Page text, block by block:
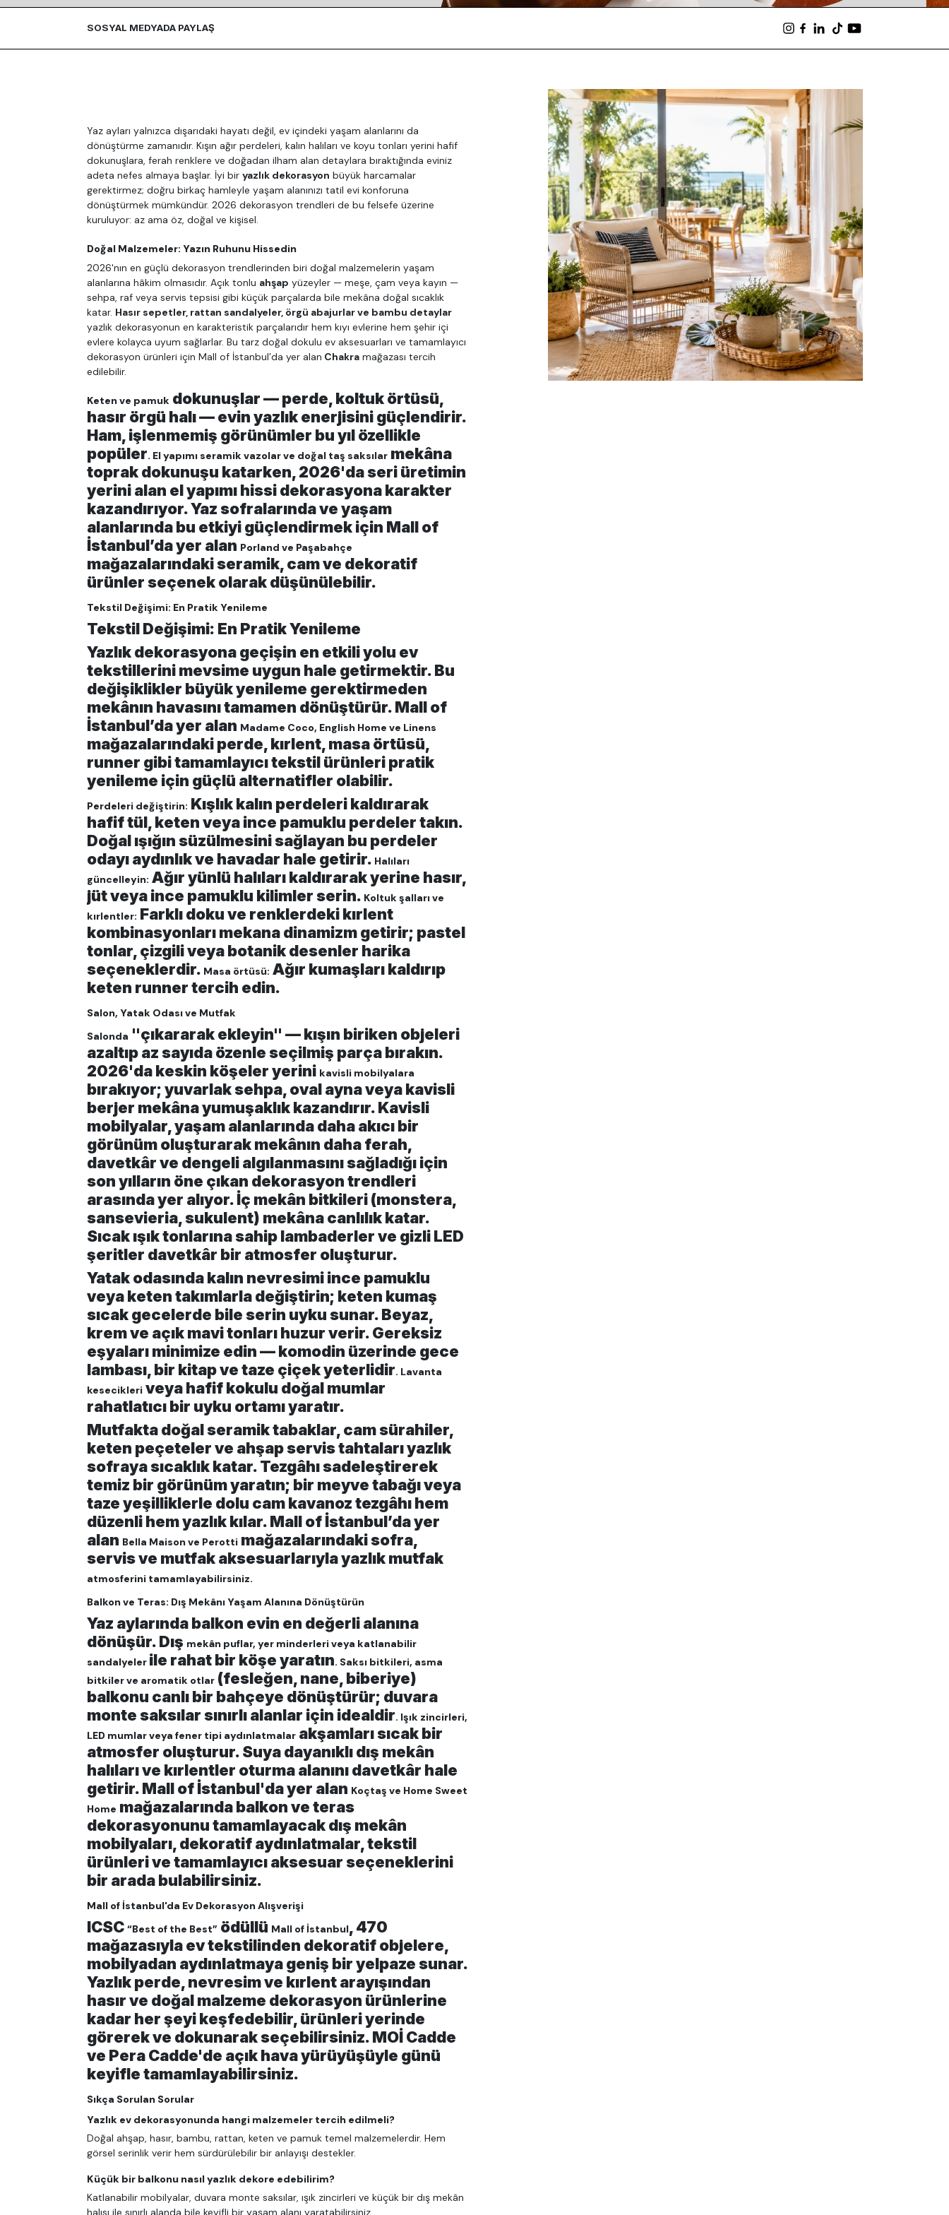
SOSYAL MEDYADA PAYLAŞ
Yaz ayları yalnızca dışarıdaki hayatı değil, ev içindeki yaşam alanlarını da
dönüştürme zamanıdır. Kışın ağır perdeleri, kalın halıları ve koyu tonları yerini hafif
dokunuşlara, ferah renklere ve doğadan ilham alan detaylara bıraktığında eviniz
adeta nefes almaya başlar. İyi bir yazlık dekorasyon büyük harcamalar
gerektirmez; doğru birkaç hamleyle yaşam alanınızı tatil evi konforuna
dönüştürmek mümkündür. 2026 dekorasyon trendleri de bu felsefe üzerine
kuruluyor: az ama öz, doğal ve kişisel.
Doğal Malzemeler: Yazın Ruhunu Hissedin
2026'nın en güçlü dekorasyon trendlerinden biri doğal malzemelerin yaşam
alanlarına hâkim olmasıdır. Açık tonlu ahşap yüzeyler — meşe, çam veya kayın —
sehpa, raf veya servis tepsisi gibi küçük parçalarda bile mekâna doğal sıcaklık
katar. Hasır sepetler, rattan sandalyeler, örgü abajurlar ve bambu detaylar
yazlık dekorasyonun en karakteristik parçalarıdır hem kıyı evlerine hem şehir içi
evlere kolayca uyum sağlarlar. Bu tarz doğal dokulu ev aksesuarları ve tamamlayıcı
dekorasyon ürünleri için Mall of İstanbul’da yer alan Chakramağazası tercih
edilebilir.
Keten ve pamuk dokunuşlar — perde, koltuk örtüsü,
hasır örgü halı — evin yazlık enerjisini güçlendirir.
Ham, işlenmemiş görünümler bu yıl özellikle
popüler. El yapımı seramik vazolar ve doğal taş saksılarmekâna
toprak dokunuşu katarken, 2026'da seri üretimin
yerini alan el yapımı hissi dekorasyona karakter
kazandırıyor. Yaz sofralarında ve yaşam
alanlarında bu etkiyi güçlendirmek için Mall of
İstanbul’da yer alan Porland ve Paşabahçe
mağazalarındaki seramik, cam ve dekoratif
ürünler seçenek olarak düşünülebilir.
Tekstil Değişimi: En Pratik Yenileme
Tekstil Değişimi: En Pratik Yenileme
Yazlık dekorasyona geçişin en etkili yolu ev
tekstillerini mevsime uygun hale getirmektir. Bu
değişiklikler büyük yenileme gerektirmeden
mekânın havasını tamamen dönüştürür. Mall of
İstanbul’da yer alan Madame Coco, English Home ve Linens
mağazalarındaki perde, kırlent, masa örtüsü,
runner gibi tamamlayıcı tekstil ürünleri pratik
yenileme için güçlü alternatifler olabilir.
Perdeleri değiştirin: Kışlık kalın perdeleri kaldırarak
hafif tül, keten veya ince pamuklu perdeler takın.
Doğal ışığın süzülmesini sağlayan bu perdeler
odayı aydınlık ve havadar hale getirir. Halıları
güncelleyin: Ağır yünlü halıları kaldırarak yerine hasır,
jüt veya ince pamuklu kilimler serin. Koltuk şalları ve
kırlentler: Farklı doku ve renklerdeki kırlent
kombinasyonları mekana dinamizm getirir; pastel
tonlar, çizgili veya botanik desenler harika
seçeneklerdir. Masa örtüsü: Ağır kumaşları kaldırıp
keten runner tercih edin.
Salon, Yatak Odası ve Mutfak
Salonda "çıkararak ekleyin" — kışın biriken objeleri
azaltıp az sayıda özenle seçilmiş parça bırakın.
2026'da keskin köşeler yerini kavisli mobilyalara
bırakıyor; yuvarlak sehpa, oval ayna veya kavisli
berjer mekâna yumuşaklık kazandırır. Kavisli
mobilyalar, yaşam alanlarında daha akıcı bir
görünüm oluşturarak mekânın daha ferah,
davetkâr ve dengeli algılanmasını sağladığı için
son yılların öne çıkan dekorasyon trendleri
arasında yer alıyor. İç mekân bitkileri (monstera,
sansevieria, sukulent) mekâna canlılık katar.
Sıcak ışık tonlarına sahip lambaderler ve gizli LED
şeritler davetkâr bir atmosfer oluşturur.
Yatak odasında kalın nevresimi ince pamuklu
veya keten takımlarla değiştirin; keten kumaş
sıcak gecelerde bile serin uyku sunar. Beyaz,
krem ve açık mavi tonları huzur verir. Gereksiz
eşyaları minimize edin — komodin üzerinde gece
lambası, bir kitap ve taze çiçek yeterlidir. Lavanta
kesecikleriveya hafif kokulu doğal mumlar
rahatlatıcı bir uyku ortamı yaratır.
Mutfakta doğal seramik tabaklar, cam sürahiler,
keten peçeteler ve ahşap servis tahtaları yazlık
sofraya sıcaklık katar. Tezgâhı sadeleştirerek
temiz bir görünüm yaratın; bir meyve tabağı veya
taze yeşilliklerle dolu cam kavanoz tezgâhı hem
düzenli hem yazlık kılar. Mall of İstanbul’da yer
alan Bella Maison ve Perottimağazalarındaki sofra,
servis ve mutfak aksesuarlarıyla yazlık mutfak
atmosferini tamamlayabilirsiniz.
Balkon ve Teras: Dış Mekânı Yaşam Alanına Dönüştürün
Yaz aylarında balkon evin en değerli alanına
dönüşür. Dış mekân puflar, yer minderleri veya katlanabilir
sandalyeler ile rahat bir köşe yaratın. Saksı bitkileri, asma
bitkiler ve aromatik otlar(fesleğen, nane, biberiye)
balkonu canlı bir bahçeye dönüştürür; duvara
monte saksılar sınırlı alanlar için idealdir. Işık zincirleri,
LED mumlar veya fener tipi aydınlatmalarakşamları sıcak bir
atmosfer oluşturur. Suya dayanıklı dış mekân
halıları ve kırlentler oturma alanını davetkâr hale
getirir. Mall of İstanbul'da yer alan Koçtaş ve Home Sweet
Home mağazalarında balkon ve teras
dekorasyonunu tamamlayacak dış mekân
mobilyaları, dekoratif aydınlatmalar, tekstil
ürünleri ve tamamlayıcı aksesuar seçeneklerini
bir arada bulabilirsiniz.
Mall of İstanbul'da Ev Dekorasyon Alışverişi
ICSC “Best of the Best” ödüllü Mall of İstanbul, 470
mağazasıyla ev tekstilinden dekoratif objelere,
mobilyadan aydınlatmaya geniş bir yelpaze sunar.
Yazlık perde, nevresim ve kırlent arayışından
hasır ve doğal malzeme dekorasyon ürünlerine
kadar her şeyi keşfedebilir, ürünleri yerinde
görerek ve dokunarak seçebilirsiniz. MOİ Cadde
ve Pera Cadde'de açık hava yürüyüşüyle günü
keyifle tamamlayabilirsiniz.
Sıkça Sorulan Sorular
Yazlık ev dekorasyonunda hangi malzemeler tercih edilmeli?
Doğal ahşap, hasır, bambu, rattan, keten ve pamuk temel malzemelerdir. Hem
görsel serinlik verir hem sürdürülebilir bir anlayışı destekler.
Küçük bir balkonu nasıl yazlık dekore edebilirim?
Katlanabilir mobilyalar, duvara monte saksılar, ışık zincirleri ve küçük bir dış mekân
halısı ile sınırlı alanda bile keyifli bir yaşam alanı yaratabilirsiniz.